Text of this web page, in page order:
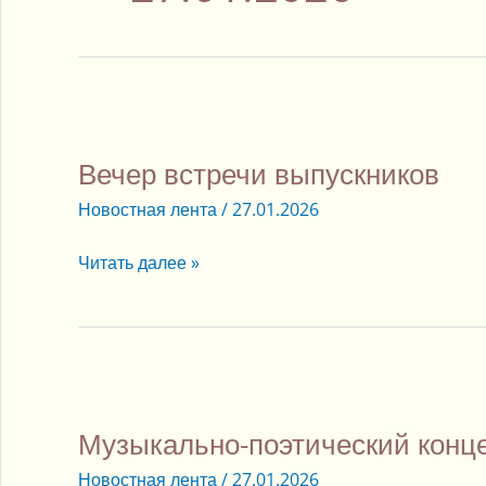
Вечер встречи выпускников
Новостная лента/27.01.2026
выпускников
Читать далее »
Музыкально-поэтический
Новостная лента/27.01.2026
концерт